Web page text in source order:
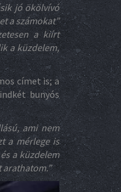
jó ökölvívó
a számokat”
a kiírt
a küzdelem,
címet is; a
bunyós
ami nem
a mérlege is
a küzdelem